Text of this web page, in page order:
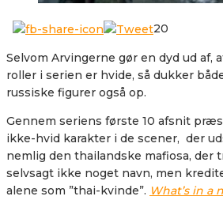
20
Selvom Arvingerne gør en dyd ud af,
roller i serien er hvide, så dukker
russiske figurer også op.
Gennem seriens første 10 afsnit
ikke-hvid karakter i de scener, der
nemlig den thailandske mafiosa, der
selvsagt ikke noget navn, men
alene som ”thai-kvinde”. What’s in a